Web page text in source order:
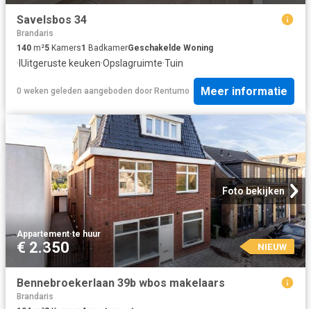
Savelsbos 34
Brandaris
140 m²5 Kamers1 BadkamerGeschakelde Woning
·IUitgeruste keuken·Opslagruimte·Tuin
0 weken geleden aangeboden door Rentumo Meer informatie
Foto bekijken
Appartement·te huur
€ 2.350 NIEUW
Bennebroekerlaan 39b wbos makelaars
Brandaris